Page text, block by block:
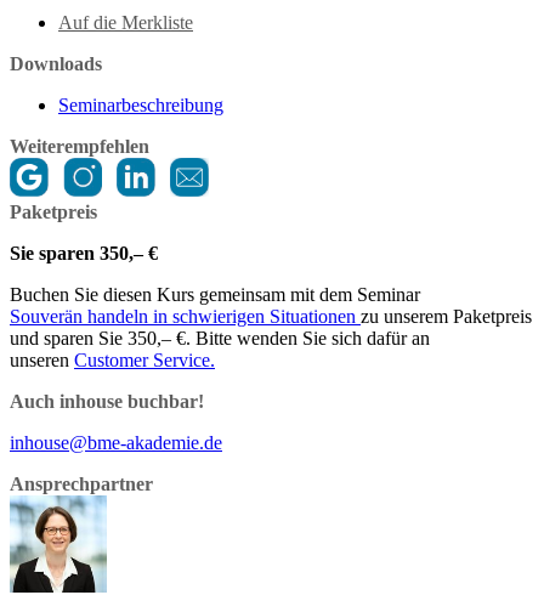
Auf die Merkliste
Downloads
Seminarbeschreibung
Weiterempfehlen
Paketpreis
Sie sparen 350,– €
Buchen Sie diesen Kurs gemeinsam mit dem Seminar
Souverän handeln in schwierigen Situationen zu unserem Paketpreis
und sparen Sie 350,– €. Bitte wenden Sie sich dafür an
unseren Customer Service.
Auch inhouse buchbar!
inhouse@bme-akademie.de
Ansprechpartner